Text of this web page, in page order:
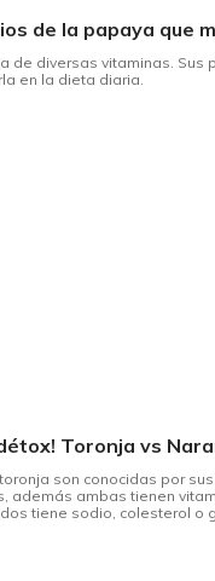
de diversas vitaminas. Sus
en la dieta diaria.
Toronja vs
son conocidas por
además ambas tienen
tiene sodio, colesterol o